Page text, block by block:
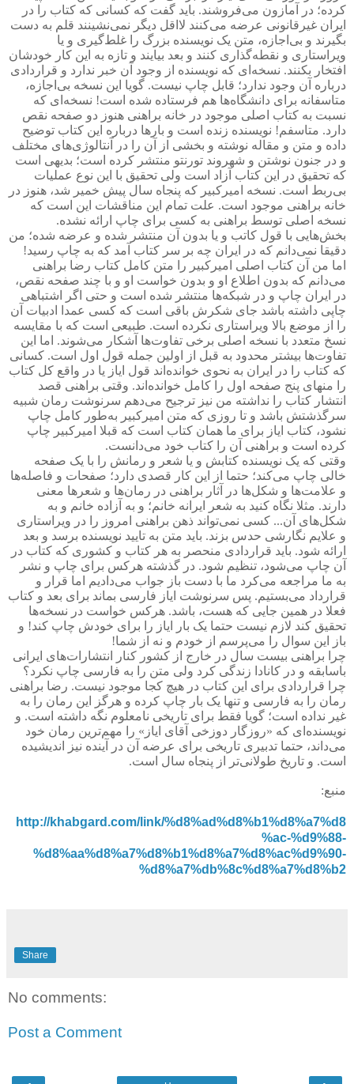
کرده؛ در آمازون می‌فروشند. باید گفت که کسانی که کتاب را در
ایران غیرقانونی عرضه می‌کنند لااقل دیگر نمی‌نشینند قلم به دست
بگیرند و بی‌اجازه، متن یک نویسنده بزرگ را غلط‌گیری و یا
ویراستاری و نقطه‌گذاری کنند و بعد بیایند و تازه به این کار خودشان
افتخار بکنند. نسخه‌ای که نویسنده از وجود آن خبر ندارد و قراردادی
درباره آن وجود ندارد؛ قابل چاپ نیست. گویا این نسخه بی‌اجازه،
متاسفانه برای دانشگاه‌ها هم فرستاده شده است! نسخه‌ای که
نسبت به کتاب اصلی موجود در خانه براهنی هنوز دو صفحه نقص
دارد. متاسفم! نویسنده زنده است و بارها درباره این کتاب توضیح
داده و متن و مقاله نوشته و بخشی از آن را در آنتالوژی‌های مختلف
و در جنون نوشتن و شهروند تورنتو منتشر کرده است؛ بدیهی است
که تحقیق در این کتاب آزاد است ولی تحقیق با این نوع عملیات
بی‌ربط است. نسخه امیرکبیر که پنجاه سال پیش خمیر شد، هنوز در
خانه براهنی موجود است. علت تمام این مناقشات این است که
نسخه اصلی توسط براهنی به کسی برای چاپ ارائه نشده.
بخش‌هایی با قول کاتب و یا بدون آن منتشر شده و عرضه شده؛ من
دقیقا نمی‌دانم که در ایران چه بر سر کتاب آمد که به چاپ رسید!
اما من آن کتاب اصلی امیرکبیر را متن کامل کتاب رضا براهنی
می‌دانم که بدون اطلاع او و بدون خواست او و با چند صفحه نقص،
در ایران چاپ و در شبکه‌ها منتشر شده است و حتی اگر اشتباهی
چاپی داشته باشد جای شکرش باقی است که کسی عمدا ادبیات آن
را از موضع بالا ویراستاری نکرده است. طبیعی است که با مقایسه
نسخ متعدد با نسخه اصلی برخی تفاوت‌ها آشکار می‌شوند. اما این
تفاوت‌ها بیشتر محدود به قبل از اولین جمله قول اول است. کسانی
که کتاب را در ایران به نحوی خوانده‌اند قول ایاز یا در واقع کل کتاب
را منهای پنج صفحه اول را کامل خوانده‌اند. وقتی براهنی قصد
انتشار کتاب را نداشته من نیز ترجیح می‌دهم سرنوشت رمان شبیه
سرگذشتش باشد و تا روزی که متن امیرکبیر به‌طور کامل چاپ
نشود، کتاب ایاز برای ما همان کتاب است که قبلا امیرکبیر چاپ
کرده است و براهنی آن را کتاب خود می‌دانست.
وقتی که یک نویسنده کتابش و یا شعر و رمانش را با یک صفحه
خالی چاپ می‌کند؛ حتما از این کار قصدی دارد؛ صفحات و فاصله‌ها
و علامت‌ها و شکل‌ها در آثار براهنی در رمان‌ها و شعرها معنی
دارند. مثلا نگاه کنید به شعر ایرانه خانم؛ و به آزاده خانم و به
شکل‌های آن... کسی نمی‌تواند ذهن براهنی امروز را در ویراستاری
و علایم نگارشی حدس بزند. باید متن به تایید نویسنده برسد و بعد
ارائه شود. باید قراردادی منحصر به هر کتاب و کشوری که کتاب در
آن چاپ می‌شود، تنظیم شود. در گذشته هرکس برای چاپ و نشر
به ما مراجعه می‌کرد ما با دست باز جواب می‌دادیم اما قرار و
قرارداد می‌بستیم. پس سرنوشت ایاز فارسی بماند برای بعد و کتاب
فعلا در همین جایی که هست، باشد. هرکس خواست در نسخه‌ها
تحقیق کند لازم نیست حتما یک بار ایاز را برای خودش چاپ کند! و
باز این سوال را می‌پرسم از خودم و نه از شما!
چرا براهنی بیست سال در خارج از کشور کنار انتشارات‌های ایرانی
باسابقه و در کانادا زندگی کرد ولی متن را به فارسی چاپ نکرد؟
چرا قراردادی برای این کتاب در هیچ کجا موجود نیست. رضا براهنی
رمان را به فارسی و تنها یک ‌بار چاپ کرده و هرگز این رمان را به
غیر نداده است؛ گویا فقط برای تاریخی نامعلوم نگه داشته است. و
نویسنده‌ای که «روزگار دوزخی آقای ایاز» را مهم‌ترین رمان خود
می‌داند، حتما تدبیری تاریخی برای عرضه آن در آینده نیز اندیشیده
است. و تاریخ طولانی‌تر از پنجاه سال است.
منبع:
http://khabgard.com/link/%d8%ad%d8%b1%d8%a7%d8
%ac-%d9%88-
%d8%aa%d8%a7%d8%b1%d8%a7%d8%ac%d9%90-
%d8%a7%db%8c%d8%a7%d8%b2
Share
No comments:
Post a Comment